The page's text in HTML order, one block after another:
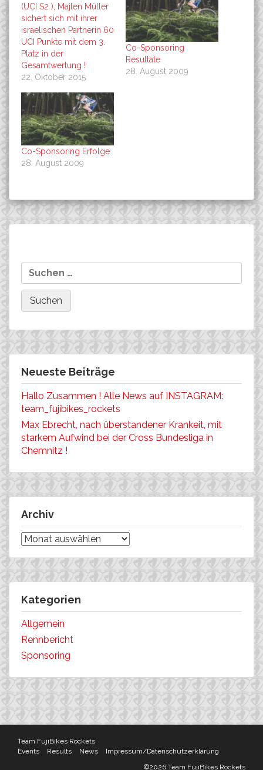
(UCI S2 ), Majlen Müller
sichert sich mit ihrer
israelischen Partnerin 60
UCI Punkte mit dem 3.
Platz in der
Gesamtwertung !
22. Oktober 2015
Co-Sponsoring
Resultate
28. August 2009
Co-Sponsoring Erfolge
28. August 2009
Neueste Beiträge
Hallo Zusammen ! Alle News auf INSTAGRAM:
team_fujibikes_rockets
Max Ebrecht, nach überstandener Krankeit, mit
starkem Aufwind bei der Cross Bundesliga in
Chemnitz !
Archiv
Archiv
Kategorien
Allgemein
Rennbericht
Sponsoring
Team FujiBikes Rockets
Events
Results News
Impressum/Datenschutzerklärung
©2026 Team FujiBikes Rockets